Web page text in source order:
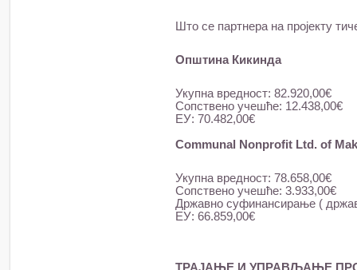
Што се партнера на пројекту
Општина Кикинда
Укупна вредност: 82.920,00€
Сопствено учешће: 12.438,00€
ЕУ: 70.482,00€
Communal Nonprofit Ltd. of
Укупна вредност: 78.658,00€
Сопствено учешће: 3.933,00€
Државно суфинансирање (
ЕУ: 66.859,00€